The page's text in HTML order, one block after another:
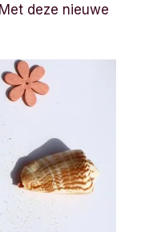
deze nieuwe